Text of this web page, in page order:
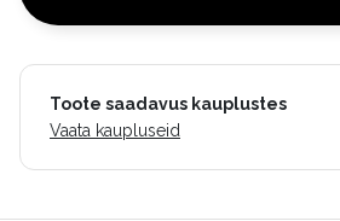
Toote saadavus kauplustes
Vaata kaupluseid